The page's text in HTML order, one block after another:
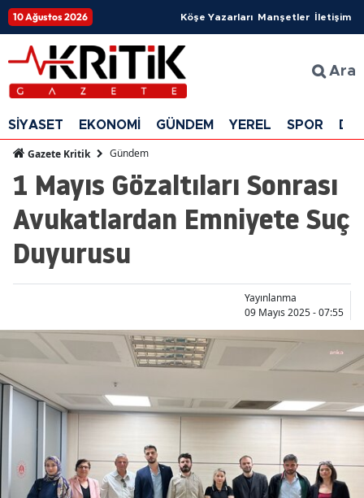
10 Ağustos 2026 Köşe Yazarları Manşetler İletişim
Ara
SİYASET EKONOMİ GÜNDEM YEREL SPOR
Gazete Kritik Gündem
1 Mayıs Gözaltıları Sonrası
Avukatlardan Emniyete Suç
Duyurusu
Yayınlanma
09 Mayıs 2025 - 07:55